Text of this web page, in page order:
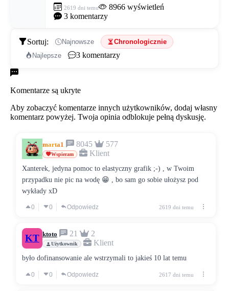
2619 dni temu 8966 wyświetleń
3 komentarzy
Sortuj: Najnowsze
Chronologicznie
Najlepsze
3 komentarzy
Komentarze
Komentarze są ukryte
Aby zobaczyć komentarze innych użytkowników, dodaj własny
komentarz powyżej. Twoja opinia odblokuje pełną dyskusję.
marta1 8045 577
Wspieram Klient
Xanterek, jedyna pomoc to elastyczny grafik ;-) , w Twoim
przypadku nie pic na wodę 😁 , bo sam go sobie ułożysz pod
wykłady xD
0 0 Odpowiedz 2619 dni temu
KT ktoto 21 2
Użytkownik Klient
było dofinansowanie ale wstrzymali to jakieś 10 lat temu
0 0 Odpowiedz 2617 dni temu